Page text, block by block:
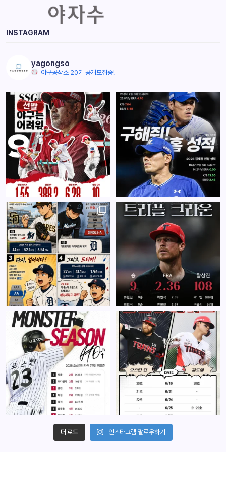
INSTAGRAM
yagongso
야구공작소 20기 공개모집중!
더 로드 인스타그램 팔로우하기